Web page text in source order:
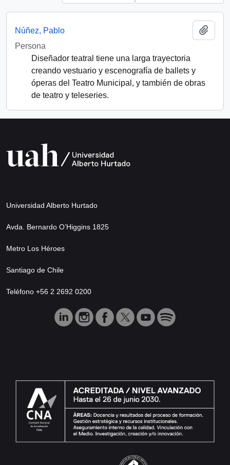
Núñez, Pablo
Persona
Diseñador teatral tiene una larga trayectoria
creando vestuario y escenografía de ballets y
óperas del Teatro Municipal, y también de obras
de teatro y teleseries.
Universidad Alberto Hurtado
Avda. Bernardo O’Higgins 1825
Metro Los Héroes
Santiago de Chile
Teléfono +56 2 2692 0200